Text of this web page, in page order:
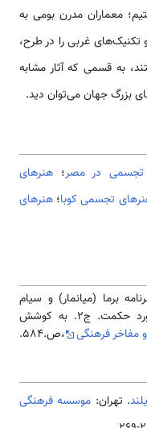
معماران مدرن بومی به
تکنیک‌های غربی را در طرح،
به قسمی که آثار مشابه
بزرگ جهان می‌توان دید.
تجسمی در مصر؛ هنرهای
تجسمی کوبا؛ هنرهای
(۱۳۷۹).«سفرنامه برما (میانمار) و سیام
(تایلند) با ضمیمه سفرنامه». رهاورد حکمت. ج۲. به کوشش
و مفاخر فرهنگی ،ص.584.
. تهران: موسسه فرهنگی